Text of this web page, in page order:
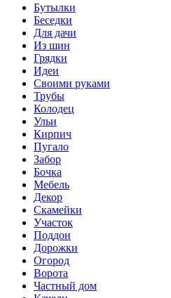
Бутылки
Беседки
Для дачи
Из шин
Грядки
Идеи
Своими руками
Трубы
Колодец
Ульи
Кирпич
Пугало
Забор
Бочка
Мебель
Декор
Скамейки
Участок
Поддон
Дорожки
Огород
Ворота
Частный дом